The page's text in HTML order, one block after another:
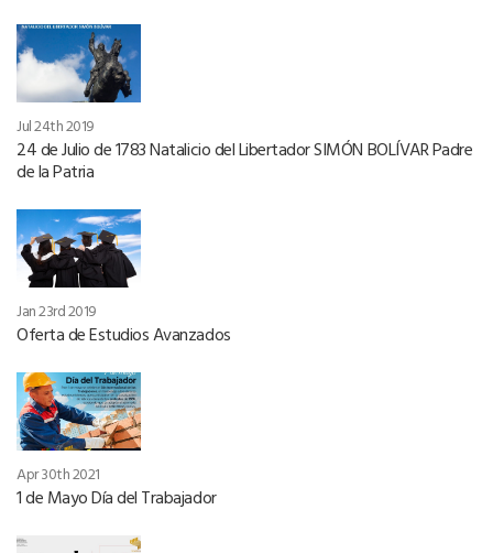
Jul 24th 2019
24 de Julio de 1783 Natalicio del Libertador SIMÓN BOLÍVAR Padre
de la Patria
Jan 23rd 2019
Oferta de Estudios Avanzados
Apr 30th 2021
1 de Mayo Día del Trabajador